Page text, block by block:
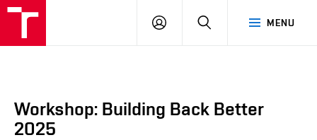
MENU
PŘIHLÁSIT
Workshop: Building Back Better
2025